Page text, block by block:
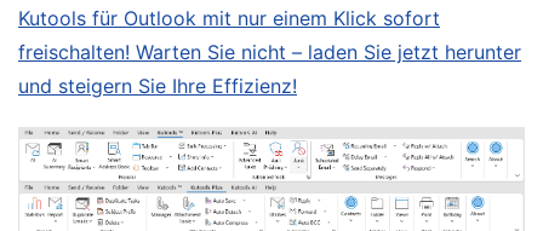
Kutools für Outlook mit nur einem Klick sofort
freischalten! Warten Sie nicht – laden Sie jetzt herunter
und steigern Sie Ihre Effizienz!